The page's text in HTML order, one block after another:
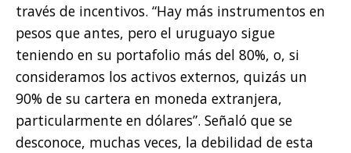
través de incentivos. “Hay más instrumentos en
pesos que antes, pero el uruguayo sigue
teniendo en su portafolio más del 80%, o, si
consideramos los activos externos, quizás un
90% de su cartera en moneda extranjera,
particularmente en dólares”. Señaló que se
desconoce, muchas veces, la debilidad de esta